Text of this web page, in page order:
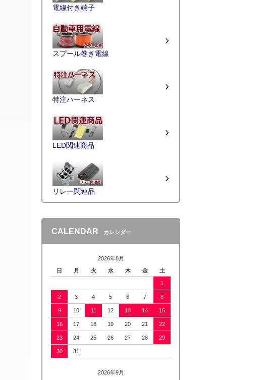
電線付き端子
スプール巻き電線
特注ハーネス
LED関連商品
リレー関連品
CALENDAR カレンダー
2026年8月
日
月 火 水 木 金 土
1
2 3 4 5 6 7 8
9 10 11 12 13 14 15
16 17 18 19 20 21 22
23 24 25 26 27 28 29
30 31
2026年9月